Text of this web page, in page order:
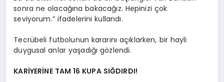
sonra ne olacağına bakacağız. Hepinizi çok
seviyorum.” ifadelerini kullandı.
Tecrübeli futbolunun kararını açıklarken, bir hayli
duygusal anlar yaşadığı gözlendi.
KARİYERİNE TAM 16 KUPA SIĞDIRDI!